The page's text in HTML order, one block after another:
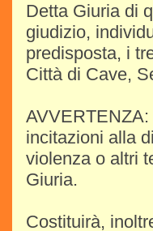
Detta Giuria di
giudizio,
predisposta, i
Città di Cave,
incitazioni alla
violenza o altri
Giuria.
Costituirà,